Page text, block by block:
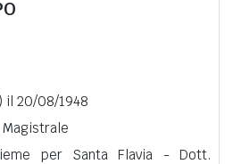
il 20/08/1948
per Santa Flavia - Dott.